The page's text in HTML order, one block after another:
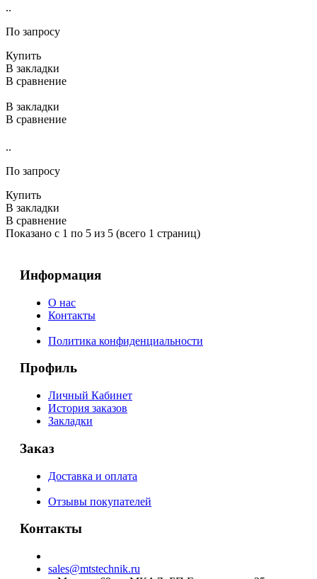
..
По запросу
Купить
В закладки
В сравнение
В закладки
В сравнение
..
По запросу
Купить
В закладки
В сравнение
Показано с 1 по 5 из 5 (всего 1 страниц)
Информация
О нас
Контакты
Политика конфиденциальности
Профиль
Личный Кабинет
История заказов
Закладки
Заказ
Доставка и оплата
Отзывы покупателей
Контакты
sales@mtstechnik.ru